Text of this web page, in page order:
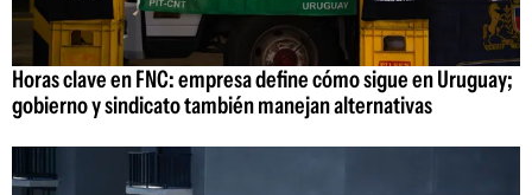
Horas clave en FNC: empresa define cómo sigue en Uruguay;
gobierno y sindicato también manejan alternativas